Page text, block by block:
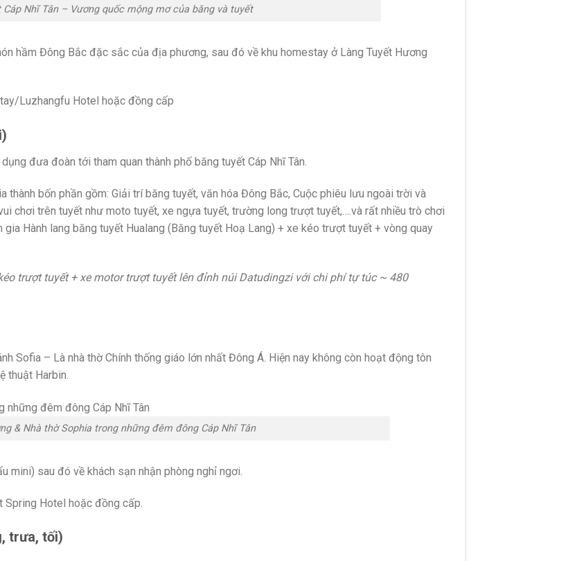
Cáp Nhĩ Tân – Vương quốc mộng mơ của băng và tuyết
hầm Đông Bắc đặc sắc của địa phương, sau đó về khu homestay ở Làng Tuyết Hương
Luzhangfu Hotel hoặc đồng cấp
đưa đoàn tới tham quan thành phố băng tuyết Cáp Nhĩ Tân.
thành bốn phần gồm: Giải trí băng tuyết, văn hóa Đông Bắc, Cuộc phiêu lưu ngoài trời và
chơi trên tuyết như moto tuyết, xe ngựa tuyết, trường long trượt tuyết,….và rất nhiều trò chơi
Hành lang băng tuyết Hualang (Băng tuyết Hoạ Lang) + xe kéo trượt tuyết + vòng quay
trượt tuyết + xe motor trượt tuyết lên đỉnh núi Datudingzi với chi phí tự túc ~ 480
Sofia – Là nhà thờ Chính thống giáo lớn nhất Đông Á. Hiện nay không còn hoạt động tôn
thuật Harbin.
& Nhà thờ Sophia trong những đêm đông Cáp Nhĩ Tân
mini) sau đó về khách sạn nhận phòng nghỉ ngơi.
Hotel hoặc đồng cấp.
trưa, tối)